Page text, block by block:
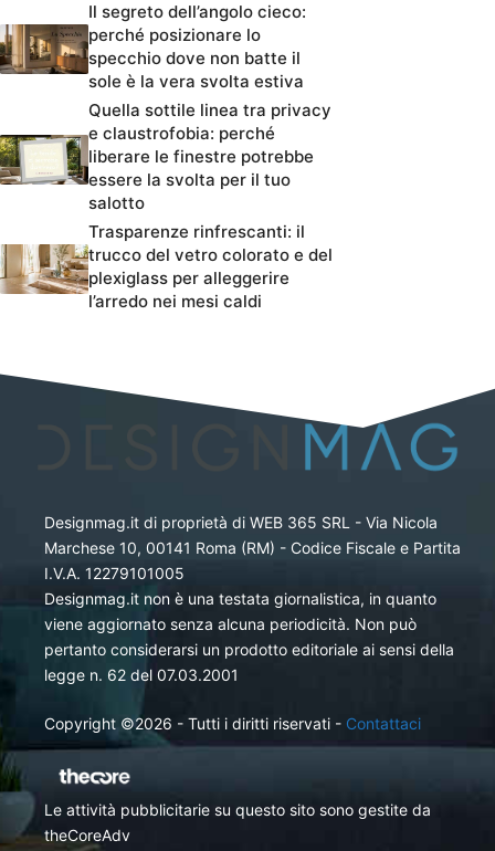
Il segreto dell’angolo cieco:
perché posizionare lo
specchio dove non batte il
sole è la vera svolta estiva
Quella sottile linea tra privacy
e claustrofobia: perché
liberare le finestre potrebbe
essere la svolta per il tuo
salotto
Trasparenze rinfrescanti: il
trucco del vetro colorato e del
plexiglass per alleggerire
l’arredo nei mesi caldi
Designmag.it di proprietà di WEB 365 SRL - Via Nicola
Marchese 10, 00141 Roma (RM) - Codice Fiscale e Partita
I.V.A. 12279101005
Designmag.it non è una testata giornalistica, in quanto
viene aggiornato senza alcuna periodicità. Non può
pertanto considerarsi un prodotto editoriale ai sensi della
legge n. 62 del 07.03.2001
Copyright ©2026 - Tutti i diritti riservati - Contattaci
Le attività pubblicitarie su questo sito sono gestite da
theCoreAdv